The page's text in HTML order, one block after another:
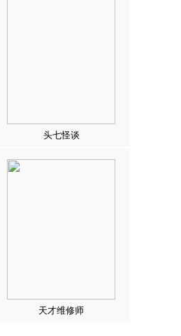
头七怪谈
天才维修师